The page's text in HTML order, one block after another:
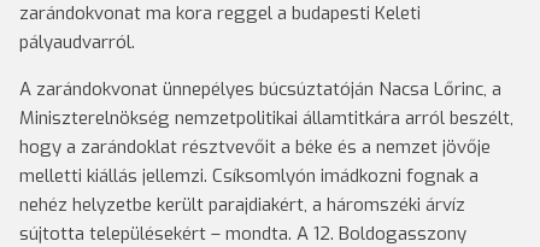
zarándokvonat ma kora reggel a budapesti Keleti
pályaudvarról.
A zarándokvonat ünnepélyes búcsúztatóján Nacsa Lőrinc, a
Miniszterelnökség nemzetpolitikai államtitkára arról beszélt,
hogy a zarándoklat résztvevőit a béke és a nemzet jövője
melletti kiállás jellemzi. Csíksomlyón imádkozni fognak a
nehéz helyzetbe került parajdiakért, a háromszéki árvíz
sújtotta településekért – mondta. A 12. Boldogasszony